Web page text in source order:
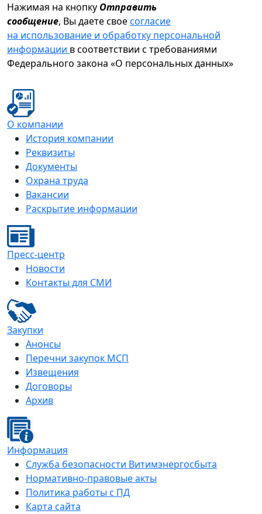
Нажимая на кнопку Отправить
сообщение, Вы даете своесогласие
на использование и обработку персональной
информации в соответствии с требованиями
Федерального закона «О персональных данных»
О компании
История компании
Реквизиты
Документы
Охрана труда
Вакансии
Раскрытие информации
Пресс-центр
Новости
Контакты для СМИ
Закупки
Анонсы
Перечни закупок МСП
Извещения
Договоры
Архив
Информация
Служба безопасности Витимэнергосбыта
Нормативно-правовые акты
Политика работы с ПД
Карта сайта